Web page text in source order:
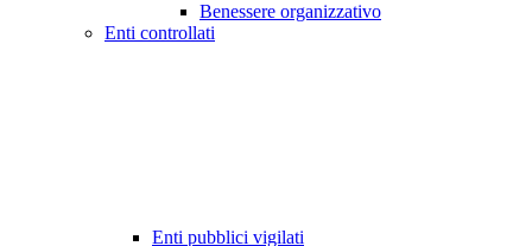
Benessere organizzativo
Enti controllati
Enti pubblici vigilati